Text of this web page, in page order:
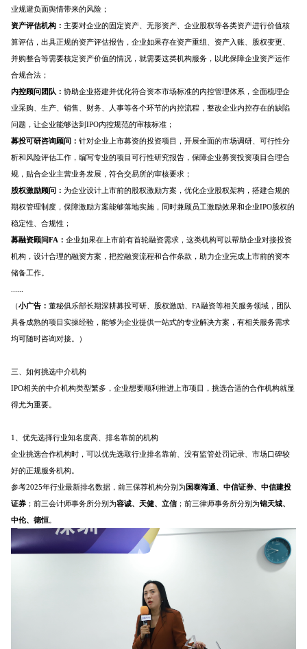
业规避负面舆情带来的风险；
资产评估机构： 主要对企业的固定资产、无形资产、企业股权等各类资产进行价值核
算评估，出具正规的资产评估报告，企业如果存在资产重组、资产入账、股权变更、
并购整合等需要核定资产价值的情况，就需要这类机构服务，以此保障企业资产运作
合规合法；
内控顾问团队： 协助企业搭建并优化符合资本市场标准的内控管理体系，全面梳理企
业采购、生产、销售、财务、人事等各个环节的内控流程，整改企业内控存在的缺陷
问题，让企业能够达到IPO内控规范的审核标准；
募投可研咨询顾问： 针对企业上市募资的投资项目，开展全面的市场调研、可行性分
析和风险评估工作，编写专业的项目可行性研究报告，保障企业募资投资项目合理合
规，贴合企业主营业务发展，符合交易所的审核要求；
股权激励顾问： 为企业设计上市前的股权激励方案，优化企业股权架构，搭建合规的
期权管理制度，保障激励方案能够落地实施，同时兼顾员工激励效果和企业IPO股权的
稳定性、合规性；
募融资顾问FA ： 企业如果在上市前有首轮融资需求，这类机构可以帮助企业对接投资
机构，设计合理的融资方案，把控融资流程和合作条款，助力企业完成上市前的资本
储备工作。
（小广告： 董秘俱乐部长期深耕募投可研、股权激励、FA融资等相关服务领域，团队
具备成熟的项目实操经验，能够为企业提供一站式的专业解决方案，有相关服务需求
均可随时咨询对接。）
三、如何挑选中介机构
IPO相关的中介机构类型繁多，企业想要顺利推进上市项目，挑选合适的合作机构就显
得尤为重要。
1、优先选择行业知名度高、排名靠前的机构
企业挑选合作机构时，可以优先选取行业排名靠前、没有监管处罚记录、市场口碑较
好的正规服务机构。
参考2025年行业最新排名数据，前三保荐机构分别为 国泰海通、中信证券、中信建投
证券 ；前三会计师事务所分别为容诚、天健、立信 ；前三律师事务所分别为锦天城、
中伦、德恒。